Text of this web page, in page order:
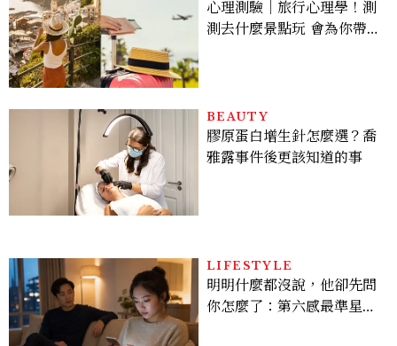
心理測驗｜旅行心理學！測
測去什麼景點玩 會為你帶來
BEAUTY
膠原蛋白增生針怎麼選？喬
雅露事件後更該知道的事
LIFESTYLE
明明什麼都沒說，他卻先問
你怎麼了：第六感最準星座